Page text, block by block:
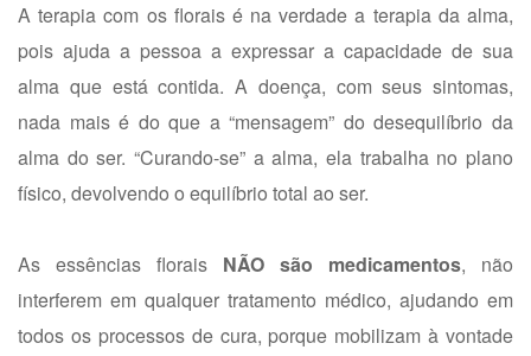
A terapia com os florais é na verdade a terapia da alma,
pois ajuda a pessoa a expressar a capacidade de sua
alma que está contida. A doença, com seus sintomas,
nada mais é do que a “mensagem” do desequilíbrio da
alma do ser. “Curando-se” a alma, ela trabalha no plano
físico, devolvendo o equilíbrio total ao ser.
As essências florais NÃO são medicamentos, não
interferem em qualquer tratamento médico, ajudando em
todos os processos de cura, porque mobilizam à vontade